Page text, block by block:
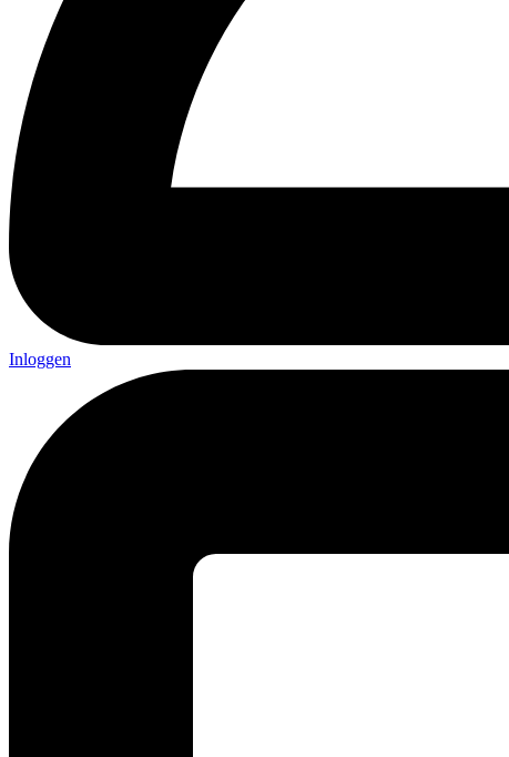
Inloggen